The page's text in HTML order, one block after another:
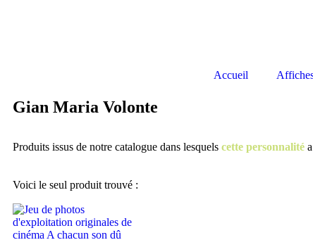
Accueil
Gian Maria Volonte
Produits issus de notre catalogue dans lesquels cette personnalité
Voici le seul produit trouvé :